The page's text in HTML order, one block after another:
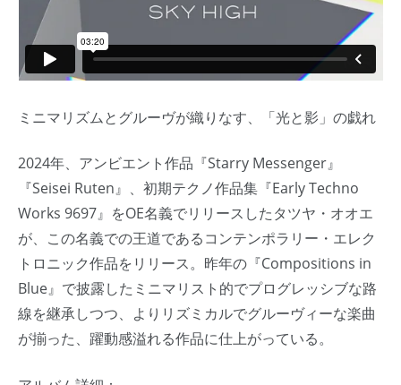
ミニマリズムとグルーヴが織りなす、「光と影」の戯れ
2024年、アンビエント作品『Starry Messenger』
『Seisei Ruten』、初期テクノ作品集『Early Techno
Works 9697』をOE名義でリリースしたタツヤ・オオエ
が、この名義での王道であるコンテンポラリー・エレク
トロニック作品をリリース。昨年の『Compositions in
Blue』で披露したミニマリスト的でプログレッシブな路
線を継承しつつ、よりリズミカルでグルーヴィーな楽曲
が揃った、躍動感溢れる作品に仕上がっている。